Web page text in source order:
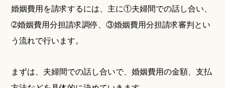
婚姻費用を請求するには、主に①夫婦間での話し合い、
➁婚姻費用分担請求調停、③婚姻費用分担請求審判とい
う流れで行います。
まずは、夫婦間での話し合いで、婚姻費用の金額、支払